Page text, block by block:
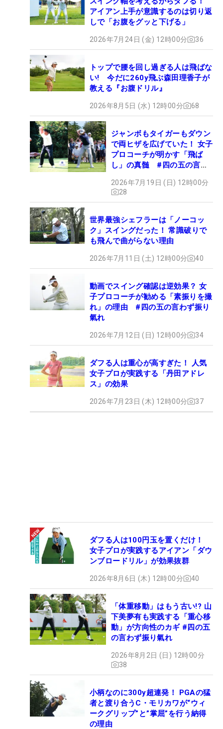
アイアン上手が意識するのは切り返
しで「お腹をグッと下げる」
2026年7月24日 (金) 12時00分 36
トップで腰を回し過ぎる人は飛ばな
い! 今だに260y飛ぶ森田理香子が
教える『お腹ドリル』
2026年8月5日 (水) 12時00分 68
ジャンボもタイガーもダウン
で両ヒザを広げていた！ 女子
プロコーチが明かす「飛ば
し」の真髄 #四の五の言わ
2026年7月19日 (日) 12時00分
28
世界最強シェフラーは「ノーコッ
ク」スイングだった！ 常識破りで
も飛んで曲がらない理由
2026年7月11日 (土) 12時00分 40
動画でスイング確認は逆効果？ 女
子プロコーチが勧める「素振りを撮
れ」の理由 #四の五の言わず振り
氣れ
2026年7月12日 (日) 12時00分 34
ダフる人は重心が高すぎた！ 人気
女子プロが実践する「丹田アドレ
ス」の効果
2026年7月23日 (木) 12時00分 37
ダフる人は100円玉を置くだけ！
女子プロが実践するアイアン「ダウ
ンブロードリル」が効果抜群
2026年8月6日 (木) 12時00分 40
「体重移動」はもう古い!? 山
下美夢有も実践する「重心移
動」が方向性のカギ #四の五
の言わず振り氣れ
2026年8月2日 (日) 12時00分
38
小柄なのに300y超連発！ PGAの猛
者と渡り合うC・モリカワが“ウィ
ークグリップ”と”掌屈”を行う納得
の理由